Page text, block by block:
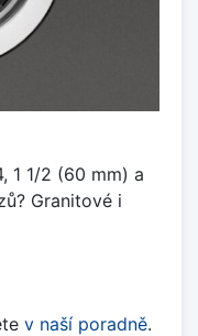
1 1/2 (60 mm) a
Granitové i
v naší poradně.